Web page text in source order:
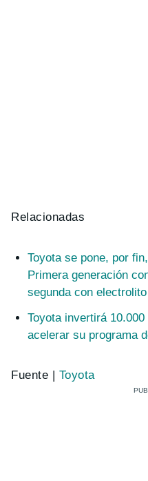
Relacionadas
Toyota se pone, por
Primera generación
segunda con
Toyota invertirá
acelerar su programa
Fuente | Toyota